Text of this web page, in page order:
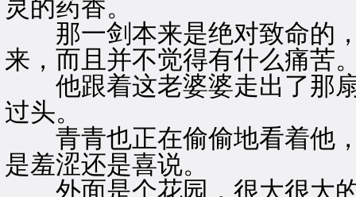
灵的药香。
那一剑本来是绝对致命的，
来，而且并不觉得有什么痛苦
他跟着这老婆婆走出了那扇
过头。
青青也正在偷偷地看着他，
是羞涩还是喜说。
外面是个花园，很大很大